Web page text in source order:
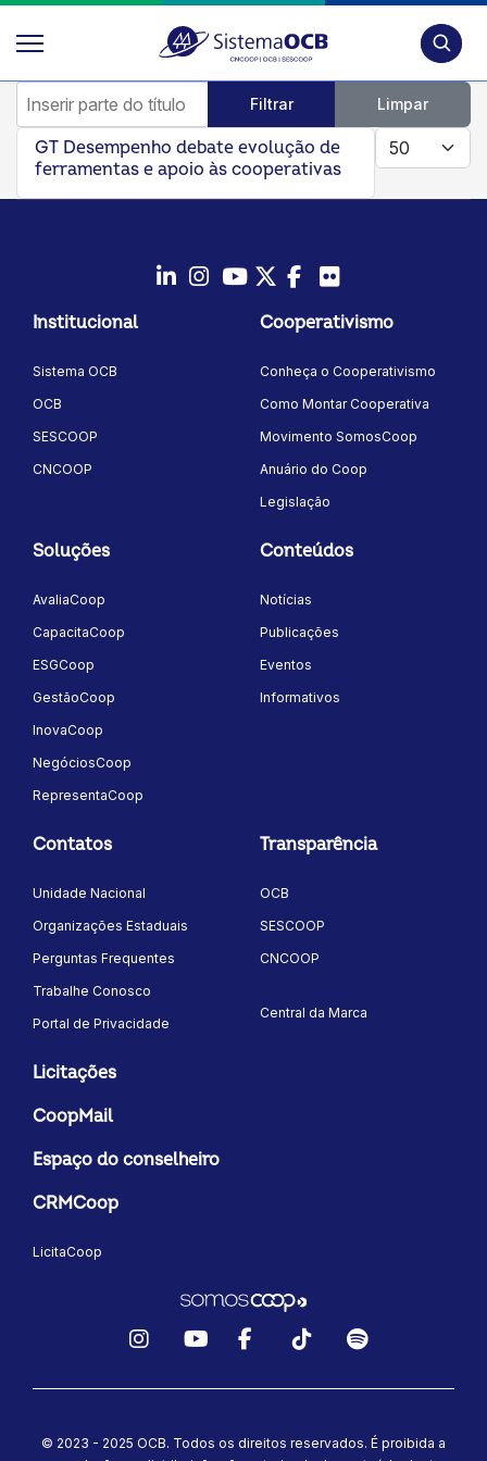
Inserir parte do título
Filtrar Limpar
Mostrar #
GT Desempenho debate evolução de
ferramentas e apoio às cooperativas
Instagram
YoutubeTwitter/X
Facebook
Institucional
Sistema OCB
OCB
SESCOOP
CNCOOP
Cooperativismo
Conheça o Cooperativismo
Como Montar Cooperativa
Movimento SomosCoop
Anuário do Coop
Legislação
Soluções
AvaliaCoop
CapacitaCoop
ESGCoop
GestãoCoop
InovaCoop
NegóciosCoop
RepresentaCoop
Conteúdos
Notícias
Publicações
Eventos
Informativos
Contatos
Unidade Nacional
Organizações Estaduais
Perguntas Frequentes
Trabalhe Conosco
Portal de Privacidade
Transparência
OCB
SESCOOP
CNCOOP
Central da Marca
Licitações
CoopMail
Espaço do conselheiro
CRMCoop
LicitaCoop
© 2023 - 2025 OCB. Todos os direitos reservados. É proibida a